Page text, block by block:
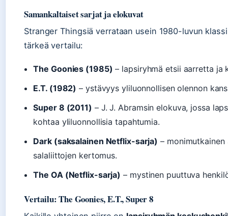
Samankaltaiset sarjat ja elokuvat
Stranger Thingsiä verrataan usein 1980-luvun
tärkeä vertailu:
The Goonies (1985) – lapsiryhmä etsii aarretta ja
E.T. (1982) – ystävyys yliluonnollisen olennon
Super 8 (2011) – J. J. Abramsin elokuva, jossa
kohtaa yliluonnollisia tapahtumia.
Dark (saksalainen Netflix-sarja) –
salaliittojen kertomus.
The OA (Netflix-sarja) – mystinen puuttuva
Vertailu: The Goonies, E.T., Super 8